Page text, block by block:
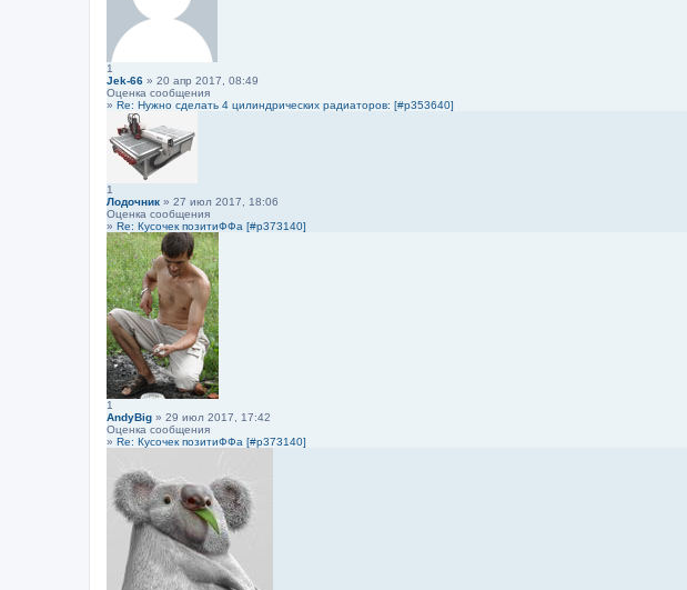
1
Jek-66 » 20 апр 2017, 08:49
Оценка сообщения
» Re: Нужно сделать 4 цилиндрических радиаторов: [#p353640]
1
Лодочник » 27 июл 2017, 18:06
Оценка сообщения
» Re: Кусочек позитиФФа [#p373140]
1
AndyBig » 29 июл 2017, 17:42
Оценка сообщения
» Re: Кусочек позитиФФа [#p373140]